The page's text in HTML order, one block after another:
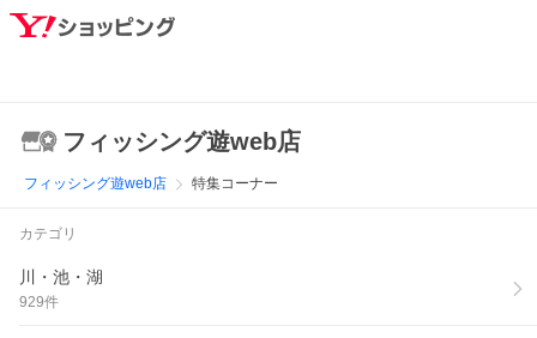
フィッシング遊web店
フィッシング遊web店 特集コーナー
カテゴリ
川・池・湖
929件